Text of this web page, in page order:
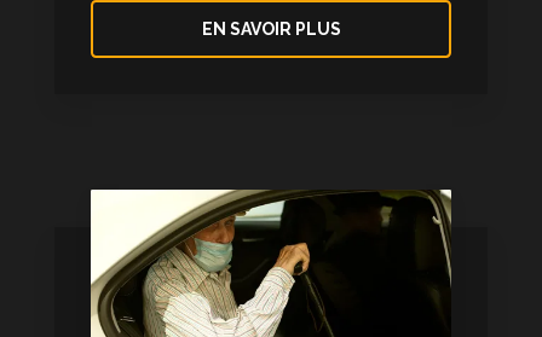
EN SAVOIR PLUS